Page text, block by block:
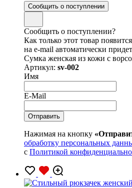
Сообщить о поступлении
Сообщить о поступлении?
Как только этот товар
на e-mail автоматически
Сумка женская из кожи с
Артикул: sv-002
Имя
E-Mail
Нажимая на кнопку
обработку персональных
с Политикой